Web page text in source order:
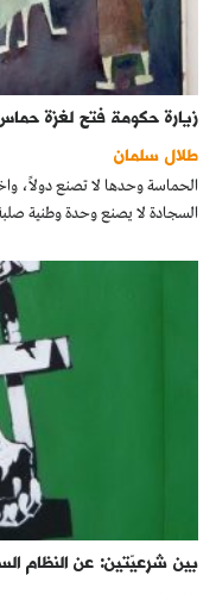
زيارة حكومة فتح لغزة
طلال سلمان
الحماسة وحدها لا تصنع دولاً،
السجادة لا يصنع وحدة وطنية
بين شرعيّتين: عن النظام